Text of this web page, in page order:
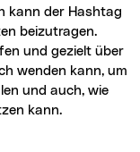
kann der Hashtag
beizutragen.
und gezielt über
wenden kann, um
und auch, wie
kann.